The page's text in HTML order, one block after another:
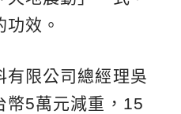
效。
有限公司總經理吳
幣5萬元減重，15